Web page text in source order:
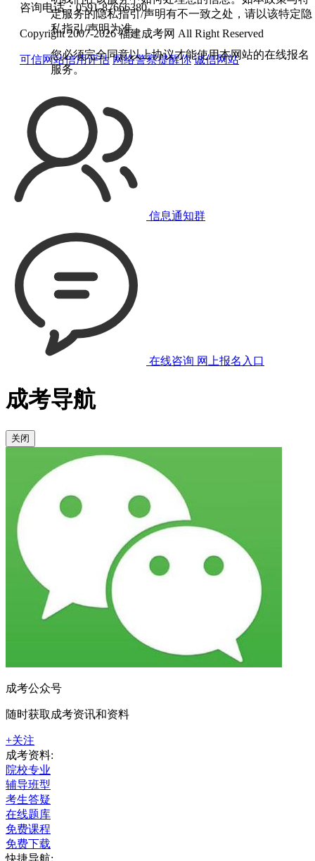
定服务的隐私指引/声明有不一致之处，请以该特定隐
私指引/声明为准。
您必须完全同意以上协议才能使用本网站的在线报名
服务。
咨询电话：0591-87666380
Copyright 2007-2026 福建成考网 All Right Reserved
可信网站信用评估 网络警察提醒你 诚信网站
信息通知群
在线咨询 网上报名入口
成考导航
关闭
成考公众号
随时获取成考资讯和资料
+关注
成考资料:
院校专业
辅导班型
考生答疑
在线题库
免费课程
免费下载